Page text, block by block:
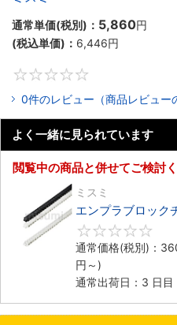
通常単価(税別)： 5,860円
(税込単価)： 6,446円
0件のレビュー（商品レビュー
よく一緒に見られています
閲覧中の商品と併せてご検討
ミスミ
エンプラブロック
通常価格(税別)：
円 ～)
通常出荷日：3 日目